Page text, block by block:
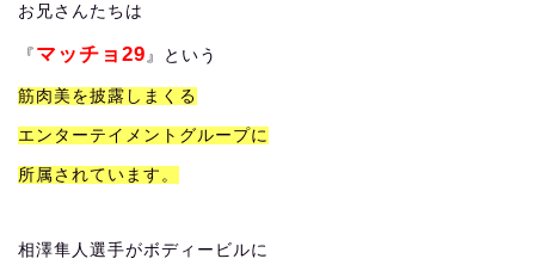
お兄さんたちは
『 マッチョ29 』という
筋肉美を披露しまくる
エンターテイメントグループに
所属されています。
相澤隼人選手がボディービルに